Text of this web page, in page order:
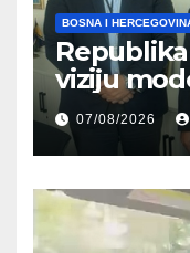
BOSNA I
viziju
Njemačke
07/08/2026